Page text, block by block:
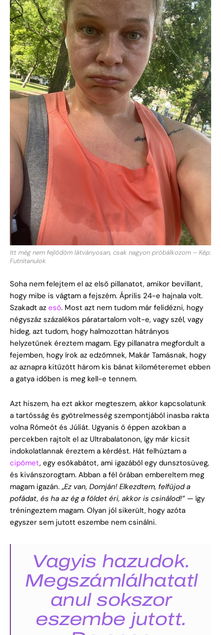
Itt még nem fejlődöm látványosan, csak nagyon próbálkozom – Kép:
Futnitanulok
Soha nem felejtem el az első pillanatot, amikor bevillant,
hogy mibe is vágtam a fejszém. Április 24-e hajnala volt.
Szakadt az eső. Most azt nem tudom már felidézni, hogy
négyszáz százalékos páratartalom volt-e, vagy szél, vagy
hideg, azt tudom, hogy halmozottan hátrányos
helyzetűnek éreztem magam. Egy pillanatra megfordult a
fejemben, hogy írok az edzőmnek, Makár Tamásnak, hogy
az aznapra kitűzött három kis bánat kilométeremet ebben
a gatya időben is meg kell-e tennem.
Azt hiszem, ha ezt akkor megteszem, akkor kapcsolatunk
a tartósság és gyötrelmesség szempontjából inasba rakta
volna Rómeót és Júliát. Ugyanis ő éppen azokban a
percekben rajtolt el az Ultrabalatonon, így már kicsit
indokolatlannak éreztem a kérdést. Hát felhúztam a
cipőmet, egy esőkabátot, ami igazából egy dunsztosüveg,
és kivánszorogtam. Abban a fél órában embereltem meg
magam igazán. „Ez van, Domján! Elkezdtem, felfújod a
pofádat, és ha az ég a földet éri, akkor is csinálod!” — így
tréningeztem magam. Olyan jól sikerült, hogy azóta
egyszer sem jutott eszembe nem csinálni.
Vagyis hazudok.
Megszámlálhatatl
anul sokszor
eszembe jutott.